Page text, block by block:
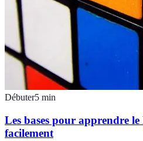
Débuter5 min
Les bases pour apprendre
facilement